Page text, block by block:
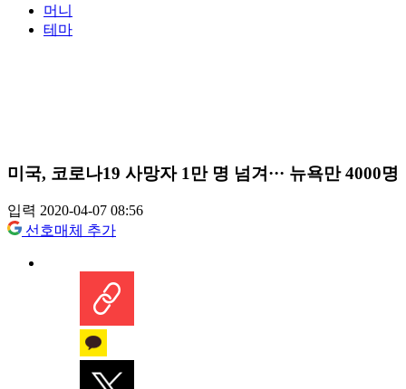
머니
테마
미국, 코로나19 사망자 1만 명 넘겨··· 뉴욕만 4000명
입력 2020-04-07 08:56
선호매체 추가